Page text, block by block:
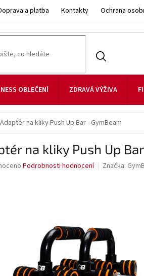
a platba Kontakty Ochrana
OBLEČENÍ ZDRAVÁ VÝŽIVA
Adaptér na kliky Push Up Bar - GymBeam
na kliky Push Up
Podrobnosti hodnocení Značka: